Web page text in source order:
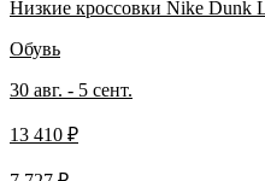
Низкие кроссовки Nike
Обувь
30 авг. - 5 сент.
13 410 ₽